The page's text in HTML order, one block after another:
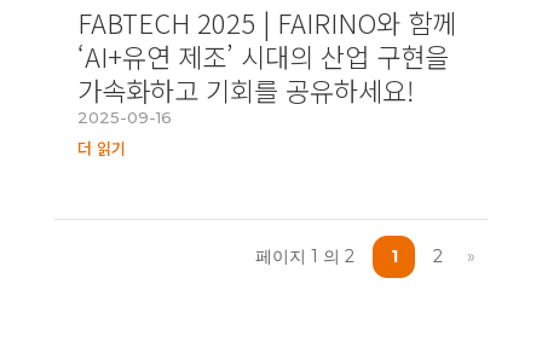
FABTECH 2025 | FAIRINO와 함께
‘AI+유연 제조’ 시대의 산업 구현을
가속화하고 기회를 공유하세요!
2025-09-16
더 읽기
페이지 1 의 2 1 2 »